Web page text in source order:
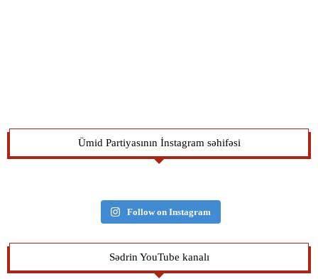
Ümid Partiyasının İnstagram səhifəsi
Follow on Instagram
Sədrin YouTube kanalı